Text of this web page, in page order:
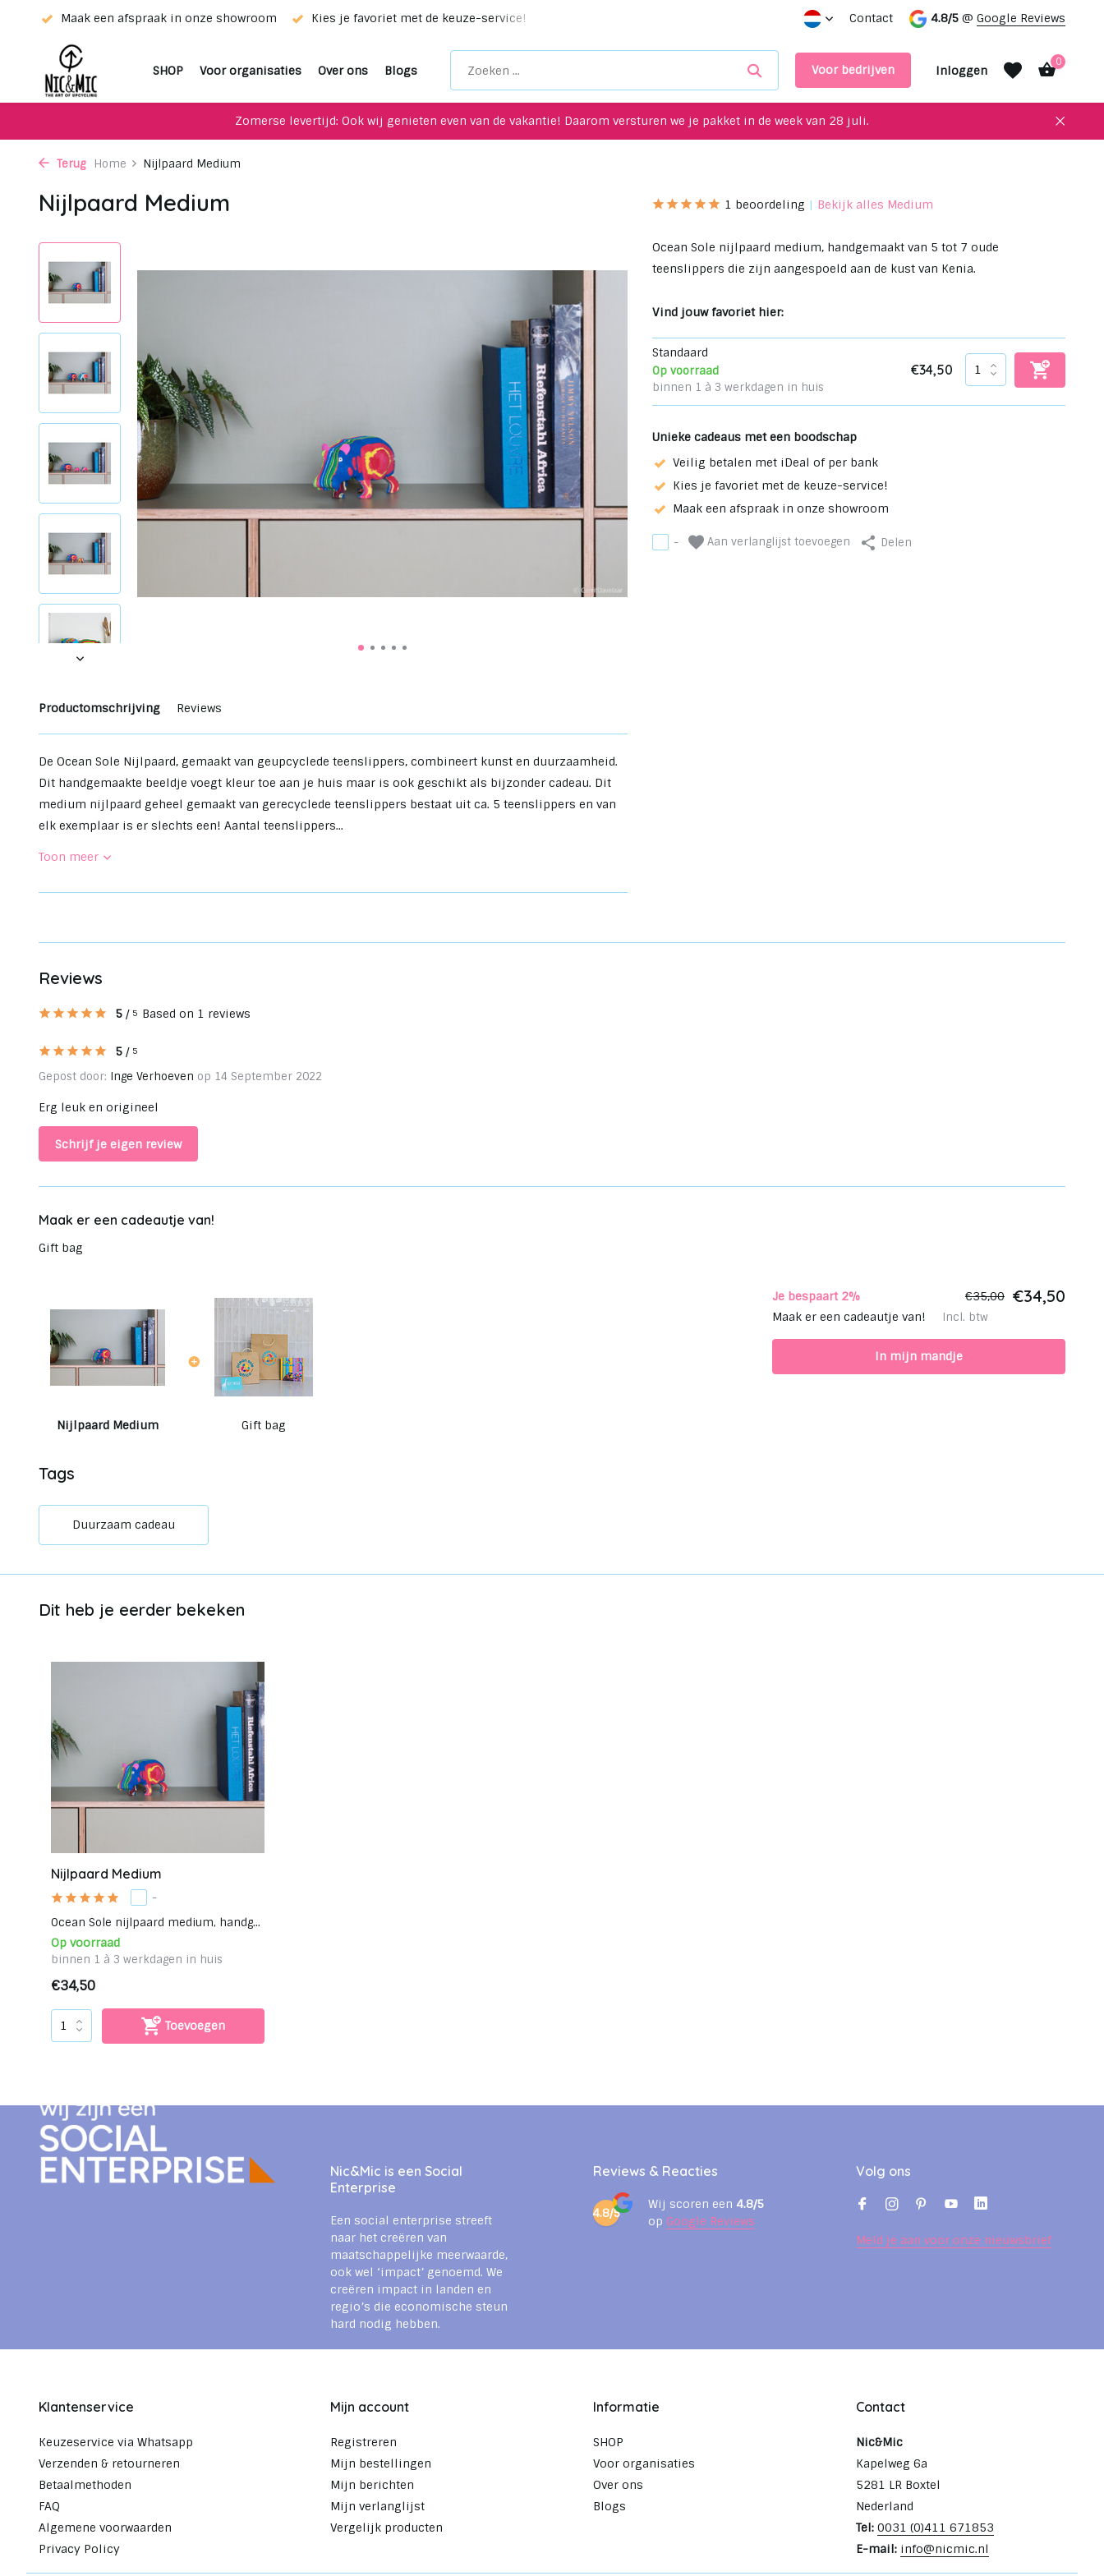
showroom Kies je favoriet met de keuze-service! Unieke upcycling items voor je interieur! Maak een afspraak in onze showroom Contact 4.8/5 @ Google Reviews
SHOP Voor organisaties Over ons Blogs Voor bedrijven Inloggen
0
Zomerse levertijd: Ook wij genieten even van de vakantie! Daarom versturen we je pakket in de week van 28 juli.
Terug Home Nijlpaard Medium
Nijlpaard Medium
Productomschrijving Reviews
De Ocean Sole Nijlpaard, gemaakt van geupcyclede teenslippers, combineert kunst en duurzaamheid.
Dit handgemaakte beeldje voegt kleur toe aan je huis maar is ook geschikt als bijzonder cadeau. Dit
medium nijlpaard geheel gemaakt van gerecyclede teenslippers bestaat uit ca. 5 teenslippers en van
elk exemplaar is er slechts een! Aantal teenslippers...
Toon meer
1 beoordeling Bekijk alles Medium
Ocean Sole nijlpaard medium, handgemaakt van 5 tot 7 oude
teenslippers die zijn aangespoeld aan de kust van Kenia.
Vind jouw favoriet hier:
Standaard
Op voorraad
binnen 1 à 3 werkdagen in huis
€34,50
Unieke cadeaus met een boodschap
Veilig betalen met iDeal of per bank
Kies je favoriet met de keuze-service!
Maak een afspraak in onze showroom
- Aan verlanglijst toevoegen Delen
Reviews
5 / 5 Based on 1 reviews
5 / 5
Gepost door: Inge Verhoeven op 14 September 2022
Erg leuk en origineel
Schrijf je eigen review
Maak er een cadeautje van!
Gift bag
Nijlpaard Medium Gift bag
Je bespaart 2% €35,00 €34,50
Maak er een cadeautje van! Incl. btw
In mijn mandje
Tags
Duurzaam cadeau
Dit heb je eerder bekeken
Nijlpaard Medium
-
Ocean Sole nijlpaard medium, handg...
Op voorraad
binnen 1 à 3 werkdagen in huis
€34,50
Toevoegen
Nic&Mic is een Social
Enterprise
Een social enterprise streeft
naar het creëren van
maatschappelijke meerwaarde,
ook wel ‘impact’ genoemd. We
creëren impact in landen en
regio’s die economische steun
hard nodig hebben.
Reviews & Reacties
4.8/5
Wij scoren een 4.8/5
op Google Reviews
Volg ons
Meld je aan voor onze nieuwsbrief
Klantenservice
Keuzeservice via Whatsapp
Verzenden & retourneren
Betaalmethoden
FAQ
Algemene voorwaarden
Privacy Policy
Mijn account
Registreren
Mijn bestellingen
Mijn berichten
Mijn verlanglijst
Vergelijk producten
Informatie
SHOP
Voor organisaties
Over ons
Blogs
Contact
Nic&Mic
Kapelweg 6a
5281 LR Boxtel
Nederland
Tel: 0031 (0)411 671853
E-mail: info@nicmic.nl